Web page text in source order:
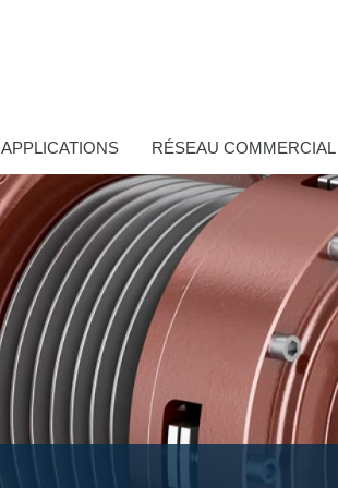
APPLICATIONS RÉSEAU COMMERCIAL
Contrôle
Circuits hydrauliques intégrés